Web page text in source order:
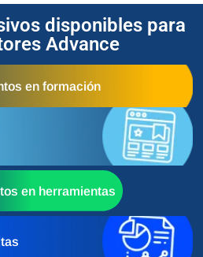
disponibles para
Advance
en formación
en herramientas